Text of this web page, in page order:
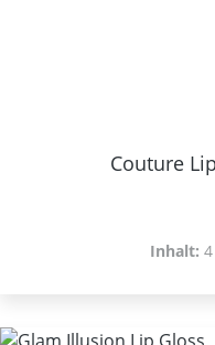
Couture
Inhalt: